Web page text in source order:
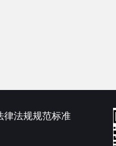
律法规规范标准